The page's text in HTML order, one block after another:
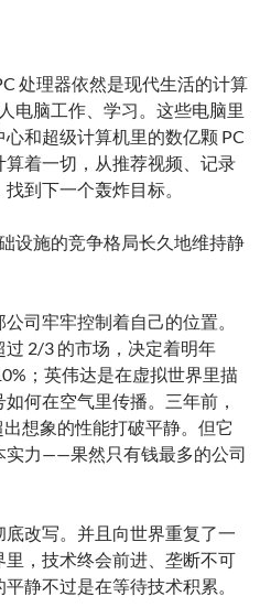
处理器依然是现代生活的计算
电脑工作、学习。这些电脑里
和超级计算机里的数亿颗 PC
着一切，从推荐视频、记录
到下一个轰炸目标。
设施的竞争格局长久地维持静
司牢牢控制着自己的位置。
2/3 的市场，决定着明年
；英伟达是在虚拟世界里描
何在空气里传播。三年前，
想象的性能打破平静。但它
实力——果然只有钱最多的公司
改写。并且向世界重复了一
，技术终会前进、垄断不可
静不过是在等待技术积累。